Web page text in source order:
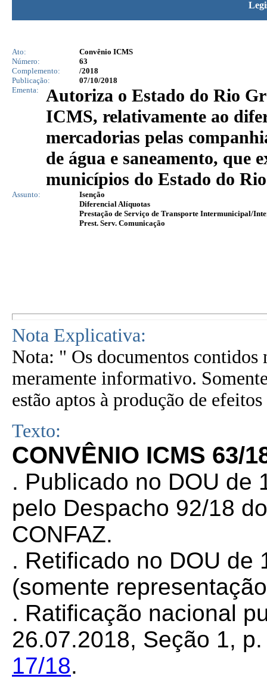
Ato:
Convênio ICMS
Número:
63
Complemento:
/2018
Publicação:
07/10/2018
Ementa:
Autoriza o Estado do Rio
ICMS, relativamente ao
mercadorias pelas
de água e saneamento, que
municípios do Estado do
Assunto:
Isenção
Diferencial Alíquotas
Prestação de Serviço de Transporte Intermunicipal/
Prest. Serv. Comunicação
Nota Explicativa:
Nota: " Os documentos contidos
meramente informativo.
estão aptos à produção de
Texto:
CONVÊNIO ICMS 63/
. Publicado no DOU de
pelo Despacho 92/18
CONFAZ.
. Retificado no DOU de
(somente
. Ratificação nacional
26.07.2018, Seção 1,
17/18.